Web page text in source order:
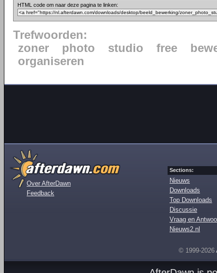
HTML code om naar deze pagina te linken:
Trefwoorden:
zoner
photo studio free
organiseren
Over AfterDawn
Feedback
Sections:
Nieuws
Downloads
Top Downloads
Discussie
Vraag en
Nieuws2.nl
© 1999-2026